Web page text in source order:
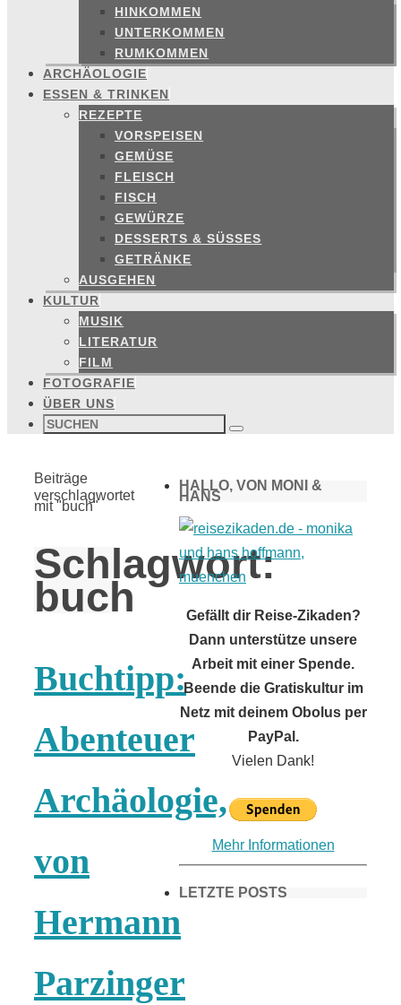
HINKOMMEN
UNTERKOMMEN
RUMKOMMEN
ARCHÄOLOGIE
ESSEN & TRINKEN
REZEPTE
VORSPEISEN
GEMÜSE
FLEISCH
FISCH
GEWÜRZE
DESSERTS & SÜSSES
GETRÄNKE
AUSGEHEN
KULTUR
MUSIK
LITERATUR
FILM
FOTOGRAFIE
ÜBER UNS
Suchen
nach: Suchen
Start
Beiträge
verschlagwortet
mit "buch"
Schlagwort:
buch
Buchtipp:
Abenteuer
Archäologie,
von
Hermann
Parzinger
HALLO, VON MONI &
HANS
Gefällt dir Reise-Zikaden?
Dann unterstütze unsere
Arbeit mit einer Spende.
Beende die Gratiskultur im
Netz mit deinem Obolus per
PayPal.
Vielen Dank!
Mehr Informationen
LETZTE POSTS
Frühling in